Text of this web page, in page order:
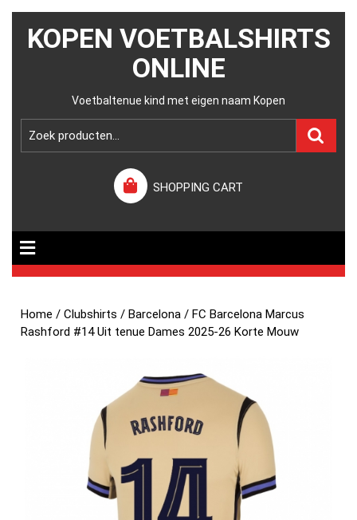
KOPEN VOETBALSHIRTS
ONLINE
Voetbaltenue kind met eigen naam Kopen
SHOPPING CART
Home /Clubshirts /Barcelona / FC Barcelona Marcus
Rashford #14 Uit tenue Dames 2025-26 Korte Mouw